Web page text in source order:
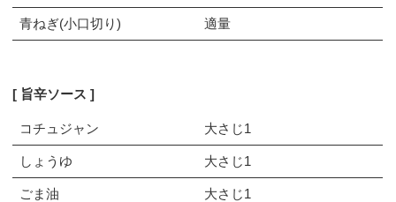
青ねぎ(小口切り) 適量
旨辛ソース
コチュジャン 大さじ1
しょうゆ 大さじ1
ごま油 大さじ1